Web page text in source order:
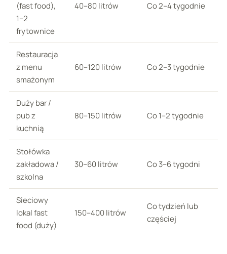
(fast food),
1–2
frytownice
40–80 litrów Co 2–4 tygodnie
Restauracja
z menu
smażonym
60–120 litrów Co 2–3 tygodnie
Duży bar /
pub z
kuchnią
80–150 litrów Co 1–2 tygodnie
Stołówka
zakładowa /
szkolna
30–60 litrów Co 3–6 tygodni
Sieciowy
lokal fast
food (duży)
150–400 litrów
Co tydzień lub
częściej